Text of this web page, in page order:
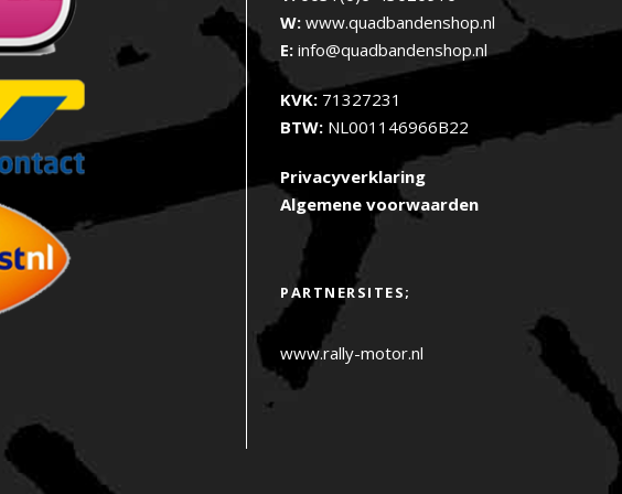
W: www.quadbandenshop.nl
E: info@quadbandenshop.nl
KVK: 71327231
BTW: NL001146966B22
Privacyverklaring
Algemene voorwaarden
PARTNERSITES;
www.rally-motor.nl